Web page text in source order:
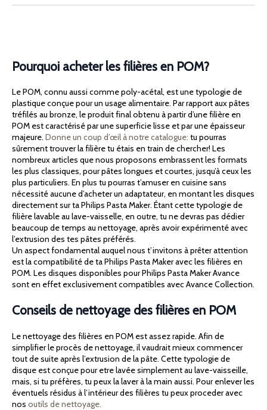
Pourquoi acheter les filières en POM?
Le POM, connu aussi comme poly-acétal, est une typologie de
plastique conçue pour un usage alimentaire. Par rapport aux pâtes
tréfilés au bronze, le produit final obtenu à partir d’une filière en
POM est caractérisé par une superficie lisse et par une épaisseur
majeure. Donne un coup d’œil à notre catalogue: tu pourras
sûrement trouver la filière tu étais en train de chercher! Les
nombreux articles que nous proposons embrassent les formats
les plus classiques, pour pâtes longues et courtes, jusqu’à ceux les
plus particuliers. En plus tu pourras t’amuser en cuisine sans
nécessité aucune d’acheter un adaptateur, en montant les disques
directement sur ta Philips Pasta Maker. Étant cette typologie de
filière lavable au lave-vaisselle, en outre, tu ne devras pas dédier
beaucoup de temps au nettoyage, après avoir expérimenté avec
l’extrusion des tes pâtes préférés.
Un aspect fondamental auquel nous t’invitons à prêter attention
est la compatibilité de ta Philips Pasta Maker avec les filières en
POM. Les disques disponibles pour Philips Pasta Maker Avance
sont en effet exclusivement compatibles avec Avance Collection.
Conseils de nettoyage des filières en POM
Le nettoyage des filières en POM est assez rapide. Afin de
simplifier le procès de nettoyage, il vaudrait mieux commencer
tout de suite après l’extrusion de la pâte. Cette typologie de
disque est conçue pour etre lavée simplement au lave-vaisseille,
mais, si tu préfères, tu peux la laver à la main aussi. Pour enlever les
éventuels résidus à l’intérieur des filières tu peux proceder avec
nos outils de nettoyage.